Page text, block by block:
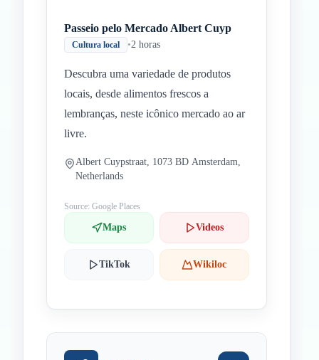
Passeio pelo Mercado Albert Cuyp
Cultura local •2 horas
Descubra uma variedade de produtos
locais, desde alimentos frescos a
lembranças, neste icônico mercado ao ar
livre.
Albert Cuypstraat, 1073 BD Amsterdam,
Netherlands
Source: Google Places
Maps Videos
TikTok Wikiloc